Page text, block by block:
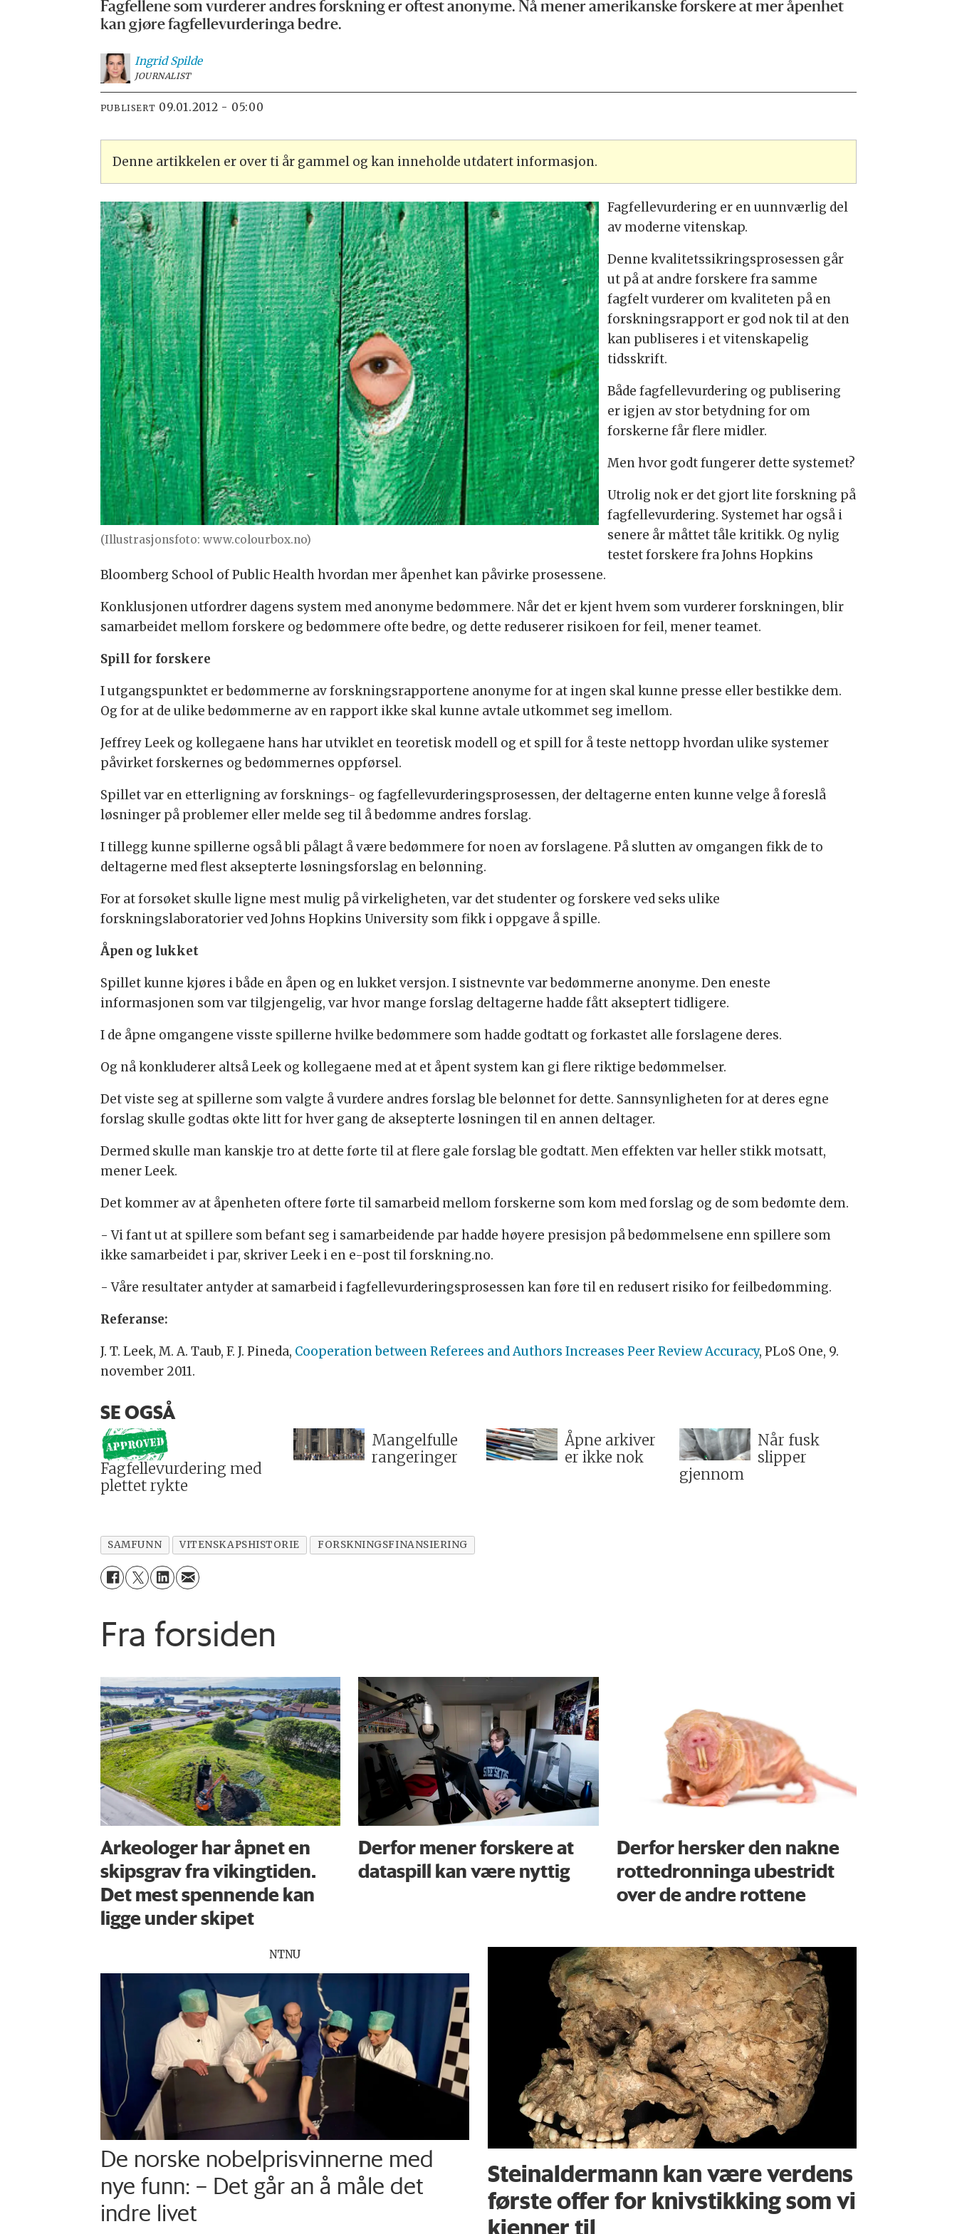
Fagfellene som vurderer andres forskning er oftest anonyme. Nå mener amerikanske forskere at mer åpenhet
kan gjøre fagfellevurderinga bedre.
Ingrid Spilde
JOURNALIST
PUBLISERT 09.01.2012 - 05:00
Denne artikkelen er over ti år gammel og kan inneholde utdatert informasjon.
(Illustrasjonsfoto: www.colourbox.no)
Fagfellevurdering er en uunnværlig del
av moderne vitenskap.
Denne kvalitetssikringsprosessen går
ut på at andre forskere fra samme
fagfelt vurderer om kvaliteten på en
forskningsrapport er god nok til at den
kan publiseres i et vitenskapelig
tidsskrift.
Både fagfellevurdering og publisering
er igjen av stor betydning for om
forskerne får flere midler.
Men hvor godt fungerer dette systemet?
Utrolig nok er det gjort lite forskning på
fagfellevurdering. Systemet har også i
senere år måttet tåle kritikk. Og nylig
testet forskere fra Johns Hopkins
Bloomberg School of Public Health hvordan mer åpenhet kan påvirke prosessene.
Konklusjonen utfordrer dagens system med anonyme bedømmere. Når det er kjent hvem som vurderer forskningen, blir
samarbeidet mellom forskere og bedømmere ofte bedre, og dette reduserer risikoen for feil, mener teamet.
Spill for forskere
I utgangspunktet er bedømmerne av forskningsrapportene anonyme for at ingen skal kunne presse eller bestikke dem.
Og for at de ulike bedømmerne av en rapport ikke skal kunne avtale utkommet seg imellom.
Jeffrey Leek og kollegaene hans har utviklet en teoretisk modell og et spill for å teste nettopp hvordan ulike systemer
påvirket forskernes og bedømmernes oppførsel.
Spillet var en etterligning av forsknings- og fagfellevurderingsprosessen, der deltagerne enten kunne velge å foreslå
løsninger på problemer eller melde seg til å bedømme andres forslag.
I tillegg kunne spillerne også bli pålagt å være bedømmere for noen av forslagene. På slutten av omgangen fikk de to
deltagerne med flest aksepterte løsningsforslag en belønning.
For at forsøket skulle ligne mest mulig på virkeligheten, var det studenter og forskere ved seks ulike
forskningslaboratorier ved Johns Hopkins University som fikk i oppgave å spille.
Åpen og lukket
Spillet kunne kjøres i både en åpen og en lukket versjon. I sistnevnte var bedømmerne anonyme. Den eneste
informasjonen som var tilgjengelig, var hvor mange forslag deltagerne hadde fått akseptert tidligere.
I de åpne omgangene visste spillerne hvilke bedømmere som hadde godtatt og forkastet alle forslagene deres.
Og nå konkluderer altså Leek og kollegaene med at et åpent system kan gi flere riktige bedømmelser.
Det viste seg at spillerne som valgte å vurdere andres forslag ble belønnet for dette. Sannsynligheten for at deres egne
forslag skulle godtas økte litt for hver gang de aksepterte løsningen til en annen deltager.
Dermed skulle man kanskje tro at dette førte til at flere gale forslag ble godtatt. Men effekten var heller stikk motsatt,
mener Leek.
Det kommer av at åpenheten oftere førte til samarbeid mellom forskerne som kom med forslag og de som bedømte dem.
- Vi fant ut at spillere som befant seg i samarbeidende par hadde høyere presisjon på bedømmelsene enn spillere som
ikke samarbeidet i par, skriver Leek i en e-post til forskning.no.
- Våre resultater antyder at samarbeid i fagfellevurderingsprosessen kan føre til en redusert risiko for feilbedømming.
Referanse:
J. T. Leek, M. A. Taub, F. J. Pineda, Cooperation between Referees and Authors Increases Peer Review Accuracy, PLoS One, 9.
november 2011.
SE OGSÅ
Fagfellevurdering med
plettet rykte
Mangelfulle
rangeringer
Åpne arkiver
er ikke nok
Når fusk
slipper
gjennom
SAMFUNN VITENSKAPSHISTORIE FORSKNINGSFINANSIERING
Fra forsiden
Arkeologer har åpnet en
skipsgrav fra vikingtiden.
Det mest spennende kan
ligge under skipet
Derfor mener forskere at
dataspill kan være nyttig
Derfor hersker den nakne
rottedronninga ubestridt
over de andre rottene
NTNU
De norske nobelprisvinnerne med
nye funn: – Det går an å måle det
indre livet
Steinaldermann kan være verdens
første offer for knivstikking som vi
kjenner til